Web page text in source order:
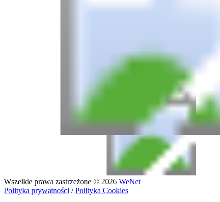
Wszelkie prawa zastrzeżone © 2026 WeNet
Polityka prywatności /Polityka Cookies